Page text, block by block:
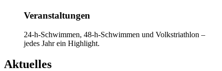
Veranstaltungen
24-h-Schwimmen, 48-h-Schwimmen und Volkstriathlon –
jedes Jahr ein Highlight.
Aktuelles